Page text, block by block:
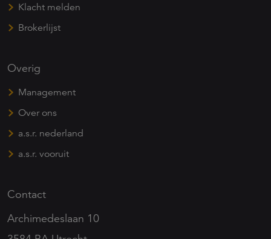
Klacht melden
Brokerlijst
Overig
Management
Over ons
a.s.r. nederland
a.s.r. vooruit
Contact
Archimedeslaan 10